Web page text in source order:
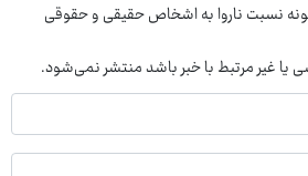
نسبت ناروا به اشخاص حقیقی و حقوقی
یا غیر مرتبط با خبر باشد منتشر نمی‌شود.